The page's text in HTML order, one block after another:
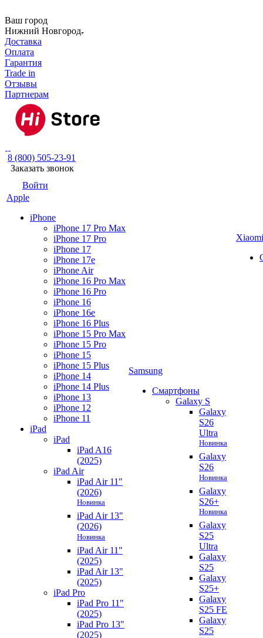
Ваш город
Нижний Новгород
Доставка
Оплата
Гарантия
Trade in
Отзывы
Партнерам
8 (800) 505-23-91
Заказать звонок
Войти
Apple
iPhone
iPhone 17 Pro Max
iPhone 17 Pro
iPhone 17
iPhone 17e
iPhone Air
iPhone 16 Pro Max
iPhone 16 Pro
iPhone 16
iPhone 16e
iPhone 16 Plus
iPhone 15 Pro Max
iPhone 15 Pro
iPhone 15
iPhone 15 Plus
iPhone 14
iPhone 14 Plus
iPhone 13
iPhone 12
iPhone 11
iPad
iPad
iPad A16
(2025)
iPad Air
iPad Air 11"
(2026)
Новинка
iPad Air 13"
(2026)
Новинка
iPad Air 11"
(2025)
iPad Air 13"
(2025)
iPad Pro
iPad Pro 11"
(2025)
iPad Pro 13"
(2025)
Samsung
Смартфоны
Galaxy S
Galaxy
S26
Ultra
Новинка
Galaxy
S26
Новинка
Galaxy
S26+
Новинка
Galaxy
S25
Ultra
Galaxy
S25
Galaxy
S25+
Galaxy
S25 FE
Galaxy
S25
Xiaomi